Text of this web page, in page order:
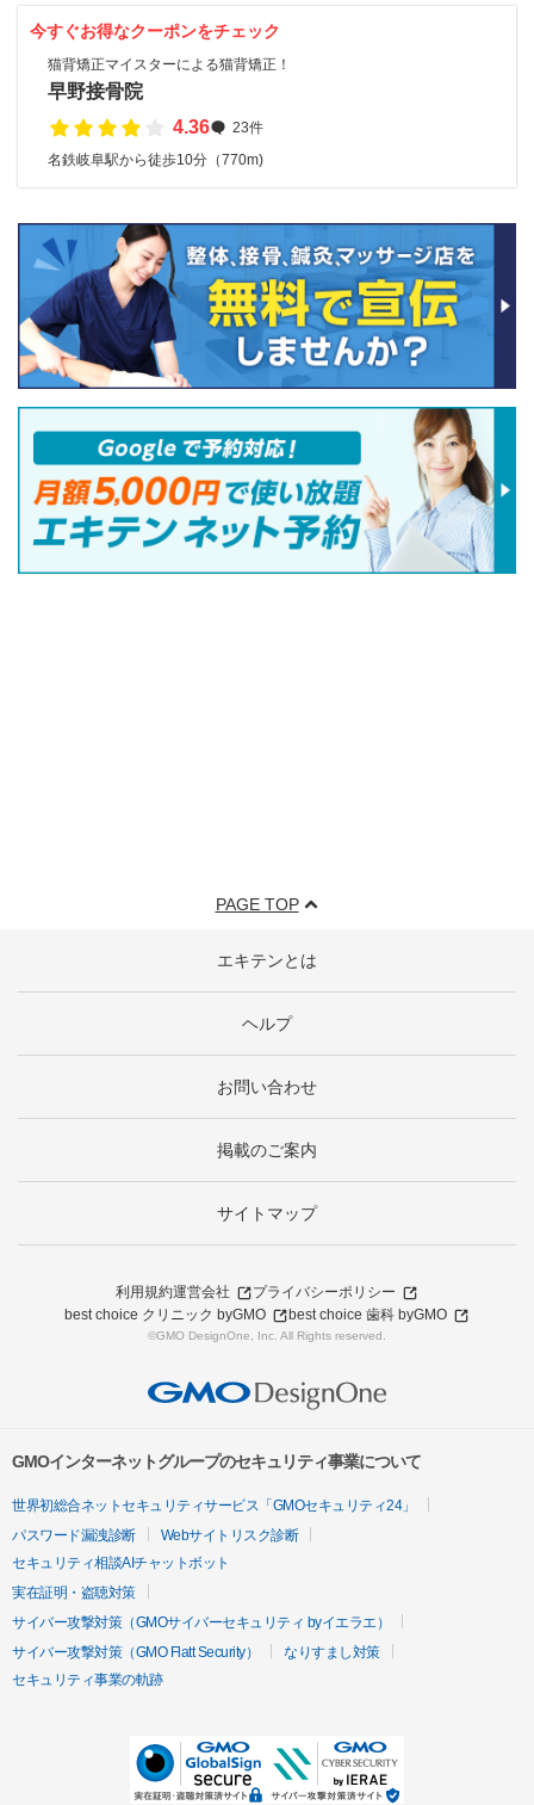
今すぐお得なクーポンをチェック
猫背矯正マイスターによる猫背矯正！
早野接骨院
4.36
23件
名鉄岐阜駅から徒歩10分（770m)
PAGE TOP
エキテンとは
ヘルプ
お問い合わせ
掲載のご案内
サイトマップ
利用規約運営会社
プライバシーポリシー
best choice クリニック byGMO
best choice 歯科 byGMO
©GMO DesignOne, Inc. All Rights reserved.
GMOインターネットグループのセキュリティ事業について
世界初総合ネットセキュリティサービス「GMOセキュリティ24」
パスワード漏洩診断
Webサイトリスク診断
セキュリティ相談AIチャットボット
実在証明・盗聴対策
サイバー攻撃対策（GMOサイバーセキュリティ byイエラエ）
サイバー攻撃対策（GMO Flatt Security）
なりすまし対策
セキュリティ事業の軌跡